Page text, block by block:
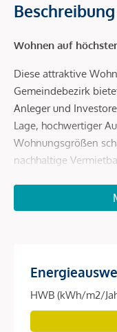
Wohnen auf
Diese attraktive
Gemeindebezirk
Anleger und
Lage, hochwertiger
Wohnungsgrößen
nachhaltige
Das moderne
freifinanzierte
späteren Zeitpunkt
Studenten in der
die Enkel oder zur
durchdachten
HWB (kWh/m2/